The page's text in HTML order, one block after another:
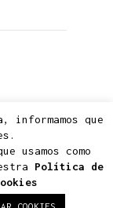
informamos que
usamos como
Política de